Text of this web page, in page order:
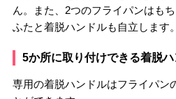
ん。また、2つのフライパンはも
ふたと着脱ハンドルも自立します。
5か所に取り付けできる着脱
専用の着脱ハンドルはフライパン